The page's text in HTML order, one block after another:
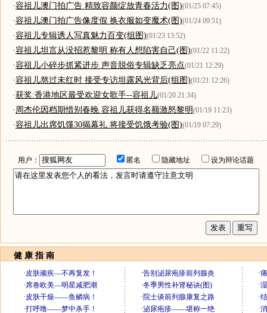
·容祖儿澳门拍广告 精致容颜绽放青春活力(图)(01/25 07:45)
·容祖儿澳门拍广告像度假 换衣服如变魔术(图)(01/24 09:51)
·容祖儿专辑诱人写真魅力百变(组图)(01/23 13:52)
·容祖儿坦言从没招惹黎明 称有人想陷害自己(图)(01/22 11:22)
·容祖儿小碎步抓紧进步 声音脱俗专辑缺乏亮点(01/21 12:29)
·容祖儿熬过未红时 接受专访坦露风光背后(组图)(01/21 12:26)
·获奖:香港地区最受欢迎女歌手--容祖儿(01/20 21:34)
· 周杰伦因档期惜别春晚 容祖儿获得名额激怒黎明(01/19 11:23)
·容祖儿出席饥馑30揭幕礼 将接受饥饿考验(图)(01/19 07:29)
用户： 匿名 隐藏地址 设为辩论话题
健 康 指 南